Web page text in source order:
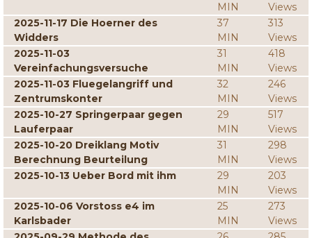
MIN
Views
2025-11-17 Die Hoerner des
Widders
37
MIN
313
Views
2025-11-03
Vereinfachungsversuche
31
MIN
418
Views
2025-11-03 Fluegelangriff und
Zentrumskonter
32
MIN
246
Views
2025-10-27 Springerpaar gegen
Lauferpaar
29
MIN
517
Views
2025-10-20 Dreiklang Motiv
Berechnung Beurteilung
31
MIN
298
Views
2025-10-13 Ueber Bord mit ihm
29
MIN
203
Views
2025-10-06 Vorstoss e4 im
Karlsbader
25
MIN
273
Views